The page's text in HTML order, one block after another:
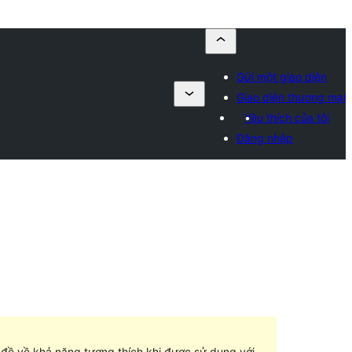
Gửi một giao diện
Giao diện thương mại
Yêu thích của tôi
Đăng nhập